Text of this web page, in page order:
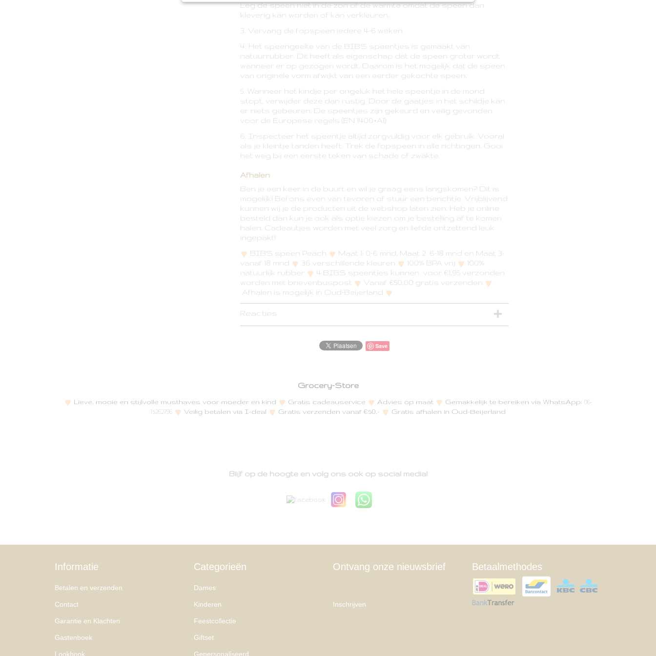
Leg de speen niet in de zon of de warmte omdat de speen dan
kleverig kan worden of kan verkleuren.
3. Vervang de fopspeen iedere 4-6 weken.
4. Het speengeelte van de BIBS speentjes is gemaakt van
natuurrubber. Dit heeft als eigenschap dat de speen groter wordt
wanneer er op gezogen wordt. Daarom is het mogelijk dat de speen
van originele vorm afwijkt van een eerder gekochte speen.
5. Wanneer het kindje per ongeluk het hele speentje in de mond
stopt, verwijder deze dan rustig. Door de gaatjes in het schildje kan
er niets gebeuren. De speentjes zijn gekeurd en veilig gevonden
voor de Europese regels (EN 1400+A1)
6. Inspecteer het speentje altijd zorgvuldig voor elk gebruik. Vooral
als je kleintje tanden heeft. Trek de fopspeen in alle richtingen. Gooi
het weg bij een eerste teken van schade of zwakte.
Afhalen
Ben je een keer in de buurt en wil je graag eens langskomen? Dit is
mogelijk! Bel ons even van tevoren of stuur een berichtje. Vrijblijvend
kunnen wij je de producten uit de webshop laten zien. Heb je online
besteld dan kun je ook als optie kiezen om je bestelling af te komen
halen. Cadeautjes worden met veel zorg en liefde ontzettend leuk
ingepakt!
BIBS speen Peach
Maat 1: 0-6 mnd, Maat 2: 6-18 mnd en Maat 3:
vanaf 18 mnd
36 verschillende kleuren 100% BPA vrij
100%
natuurlijk rubber
4 BIBS speentjes kunnen voor €1,95 verzonden
worden met brievenbuspost
Vanaf €50,00 gratis verzenden
Afhalen is mogelijk in Oud-Beijerland
Reacties
Save
Grocery-Store
Lieve, mooie en stijlvolle musthaves voor moeder en kind Gratis cadeauservice Advies op maat Gemakkelijk te bereiken via WhatsApp: 06-
15262796
Veilig betalen via I-deal Gratis verzenden vanaf €50,- Gratis afhalen in Oud-Beijerland
Blijf op de hoogte en volg ons ook op social media!
Informatie
Betalen en verzenden
Contact
Garantie en Klachten
Gastenboek
Lookbook
Categorieën
Dames
Kinderen
Feestcollectie
Giftset
Gepersonaliseerd
Ontvang onze nieuwsbrief
Inschrijven
Betaalmethodes